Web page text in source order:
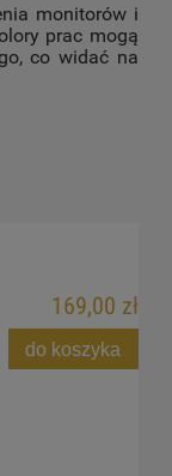
monitorów i
prac mogą
co widać na
169,00 zł
do koszyka